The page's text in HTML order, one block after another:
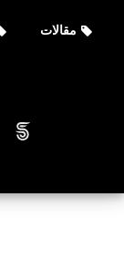
الأندرويد DiskDigger‏
مقالات